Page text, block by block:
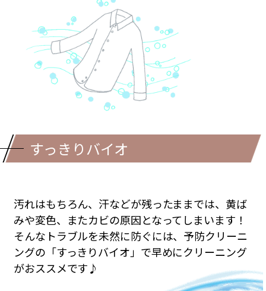
すっきりバイオ
汚れはもちろん、汗などが残ったままでは、黄ば
みや変色、またカビの原因となってしまいます！
そんなトラブルを未然に防ぐには、予防クリーニ
ングの「すっきりバイオ」で早めにクリーニング
がおススメです♪